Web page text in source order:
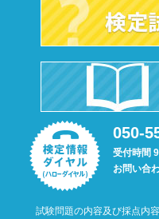
050-
受付時間
お問い合
試験問題の内容及び採点内容